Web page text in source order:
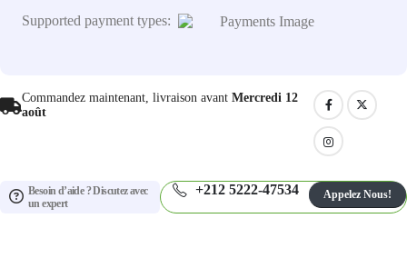
Supported payment types:
Commandez maintenant, livraison avant Mercredi 12
août
Besoin d’aide ? Discutez avec
un expert
+212 5222-47534 Appelez Nous!